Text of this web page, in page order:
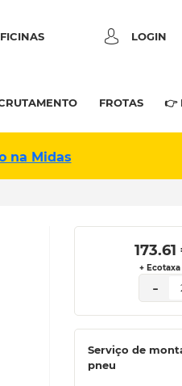
LOGIN
FROTAS 👉
na Midas
+
-
Serviço de
pneu